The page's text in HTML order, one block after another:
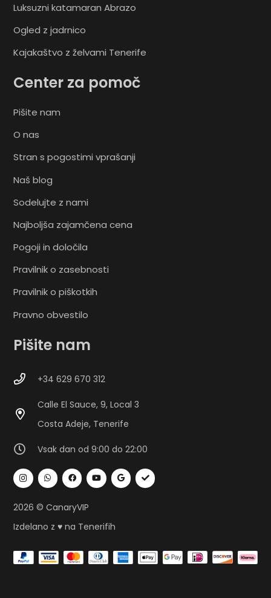
Luksuzni katamaran Abrazo
Ogled z jadrnico
Kajakaštvo z želvami Tenerife
Center za pomoč
Pišite nam
O nas
Stran s pogostimi vprašanji
Naš blog
Sodelujte z nami
Najboljša zajamčena cena
Pogoji in določila
Pravilnik o zasebnosti
Pravilnik o piškotkih
Pravno obvestilo
Pišite nam
+34 629 670 312
Calle El Sauce, 9, Local 3
Costa Adeje, Tenerife
Vsak dan od 9:00 do 22:00
2026 © CanaryVIP
Izdelano z ♥ na Tenerifih